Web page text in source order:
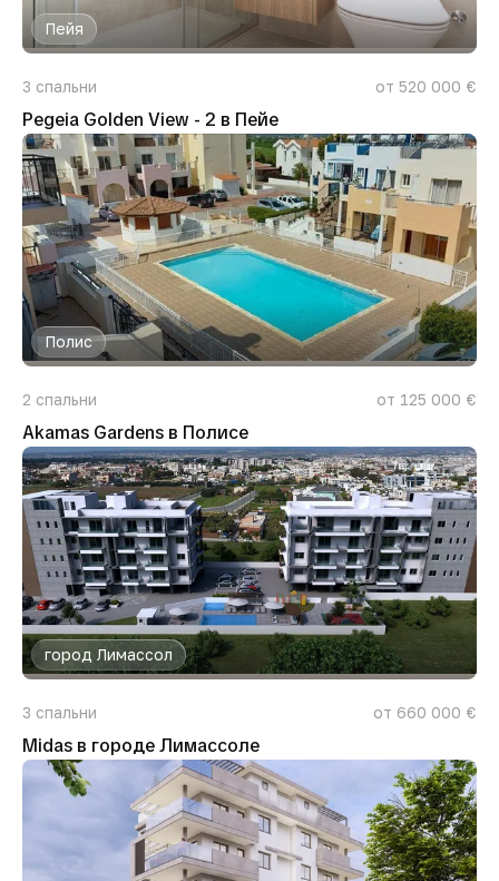
Пейя
3 спальни от 520 000 €
Pegeia Golden View - 2 в Пейе
Полис
2 спальни от 125 000 €
Akamas Gardens в Полисе
город Лимассол
3 спальни от 660 000 €
Midas в городе Лимассоле